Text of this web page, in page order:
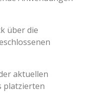
über die
aktuellen
platzierten